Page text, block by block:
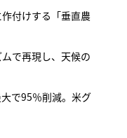
付けする「垂直農
で再現し、天候の
で95％削減。米グ